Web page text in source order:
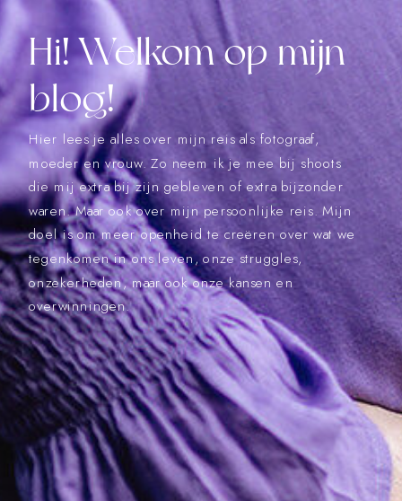
Hi! Welkom op mijn
blog!
Hier lees je alles over mijn reis als fotograaf,
moeder en vrouw. Zo neem ik je mee bij shoots
die mij extra bij zijn gebleven of extra bijzonder
waren. Maar ook over mijn persoonlijke reis. Mijn
doel is om meer openheid te creëren over wat we
tegenkomen in ons leven, onze struggles,
onzekerheden, maar ook onze kansen en
overwinningen.